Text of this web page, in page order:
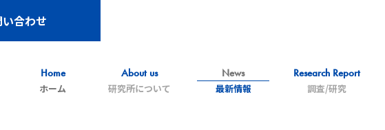
合わせ
Home
ホーム
About us
研究所について
News
最新情報
Research Report
調査/研究